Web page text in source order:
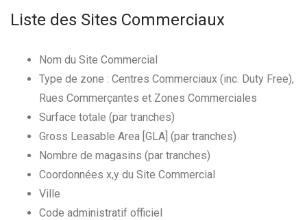
Liste des Sites Commerciaux
Nom du Site Commercial
Type de zone : Centres Commerciaux (inc. Duty Free),
Rues Commerçantes et Zones Commerciales
Surface totale (par tranches)
Gross Leasable Area [GLA] (par tranches)
Nombre de magasins (par tranches)
Coordonnées x,y du Site Commercial
Ville
Code administratif officiel